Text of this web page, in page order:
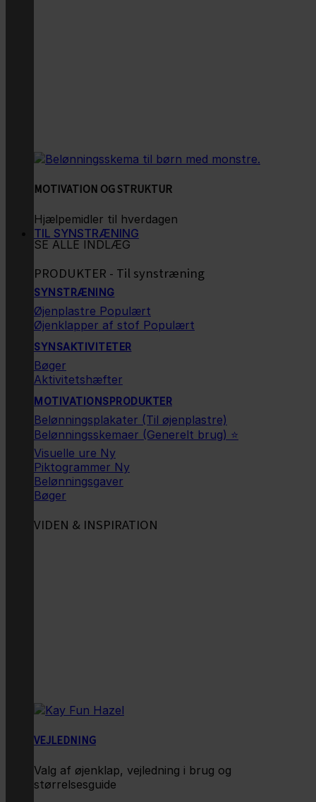
MOTIVATION OG STRUKTUR
Hjælpemidler til hverdagen
SE ALLE INDLÆG
TIL SYNSTRÆNING
PRODUKTER - Til synstræning
SYNSTRÆNING
Øjenplastre
Øjenklapper af stof
SYNSAKTIVITETER
Bøger
Aktivitetshæfter
MOTIVATIONSPRODUKTER
Belønningsplakater (Til øjenplastre)
Belønningsskemaer (Generelt brug) ⭐
Visuelle ure
Piktogrammer
Belønningsgaver
Bøger
VIDEN & INSPIRATION
VEJLEDNING
Valg af øjenklap, vejledning i brug og
størrelsesguide